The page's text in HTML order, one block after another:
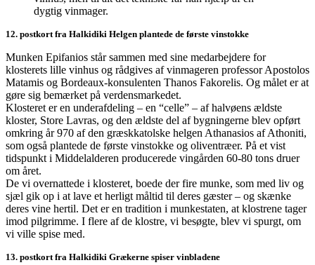
dygtig vinmager.
12. postkort fra Halkidiki Helgen plantede de første vinstokke
Munken Epifanios står sammen med sine medarbejdere for
klosterets lille vinhus og rådgives af vinmageren professor Apostolos
Matamis og Bordeaux-konsulenten Thanos Fakorelis. Og målet er at
gøre sig bemærket på verdensmarkedet.
Klosteret er en underafdeling – en “celle” – af halvøens ældste
kloster, Store Lavras, og den ældste del af bygningerne blev opført
omkring år 970 af den græskkatolske helgen Athanasios af Athoniti,
som også plantede de første vinstokke og oliventræer. På et vist
tidspunkt i Middelalderen producerede vingården 60-80 tons druer
om året.
De vi overnattede i klosteret, boede der fire munke, som med liv og
sjæl gik op i at lave et herligt måltid til deres gæster – og skænke
deres vine hertil. Det er en tradition i munkestaten, at klostrene tager
imod pilgrimme. I flere af de klostre, vi besøgte, blev vi spurgt, om
vi ville spise med.
13. postkort fra Halkidiki Grækerne spiser vinbladene